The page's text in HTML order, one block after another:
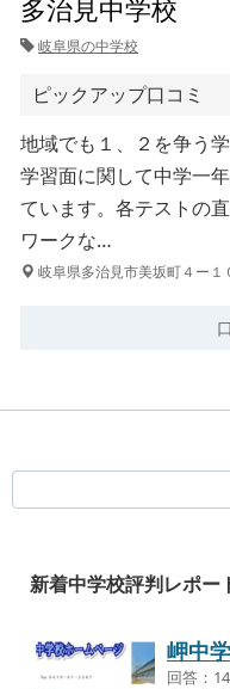
多治見中学校
岐阜県の中学校
ピックアップ口コミ
地域でも１、２を争う
学習面に関して中学一
ています。各テストの
ワークな…
岐阜県多治見市美坂町４ー１
新着中学校評判レポー
岬中
回答：